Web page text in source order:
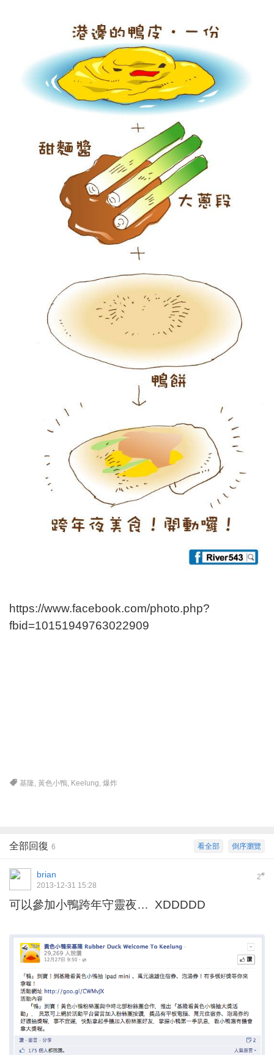
https://www.facebook.com/photo.php?
fbid=10151949763022909
基隆 ,黃色小鴨 Keelung ,爆炸
倒序瀏覽
看全部
全部回復 6
2#
brian
2013-12-31 15:28
可以參加小鴨跨年守靈夜… XDDDDD